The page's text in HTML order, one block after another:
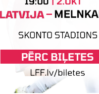
FC" iegūst
jāatspēlējas
līgas kvalifikācijas
divi Latvijas klubi. FC RFS
Čehijas "Jablonec"...